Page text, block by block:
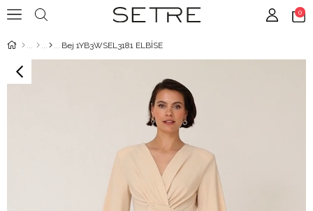
0
Bej 1YB3WSEL3181 ELBİSE